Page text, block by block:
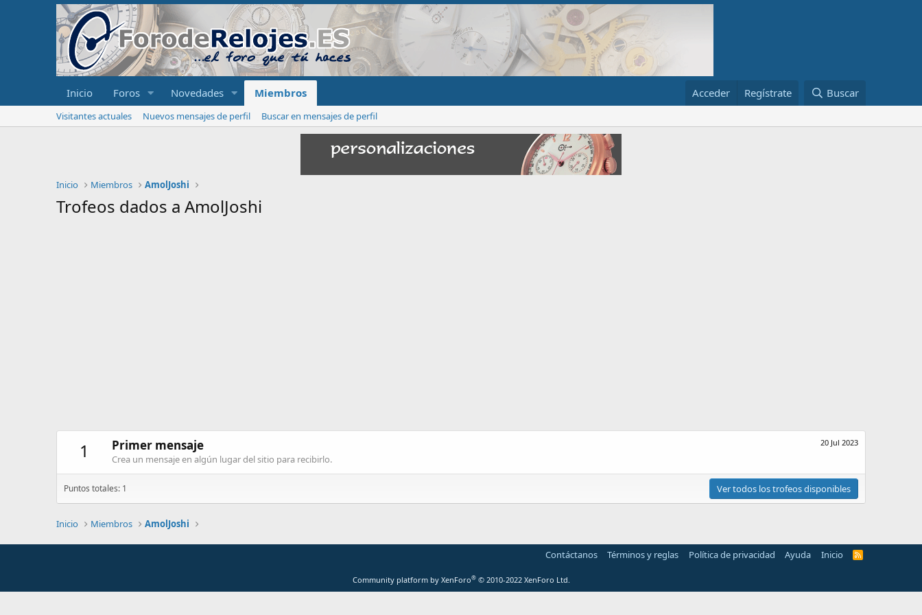
Inicio Foros Novedades Miembros Acceder Regístrate Buscar
Visitantes actuales Nuevos mensajes de perfil Buscar en mensajes de perfil
Inicio Miembros AmolJoshi
Trofeos dados a AmolJoshi
1 20 Jul 2023
Primer mensaje
Crea un mensaje en algún lugar del sitio para recibirlo.
Puntos totales: 1 Ver todos los trofeos disponibles
Inicio Miembros AmolJoshi
Contáctanos Términos y reglas Política de privacidad Ayuda Inicio
R
Community platform by XenForo® © 2010-2022 XenForo Ltd.